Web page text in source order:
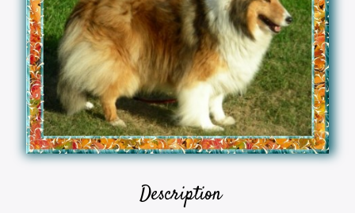
Description